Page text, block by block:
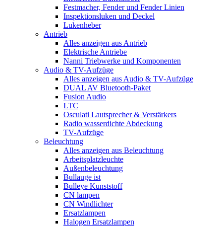
Festmacher, Fender und Fender Linien
Inspektionsluken und Deckel
Lukenheber
Antrieb
Alles anzeigen aus Antrieb
Elektrische Antriebe
Nanni Triebwerke und Komponenten
Audio & TV-Aufzüge
Alles anzeigen aus Audio & TV-Aufzüge
DUAL AV Bluetooth-Paket
Fusion Audio
LTC
Osculati Lautsprecher & Verstärkers
Radio wasserdichte Abdeckung
TV-Aufzüge
Beleuchtung
Alles anzeigen aus Beleuchtung
Arbeitsplatzleuchte
Außenbeleuchtung
Bullauge ist
Bulleye Kunststoff
CN lampen
CN Windlichter
Ersatzlampen
Halogen Ersatzlampen